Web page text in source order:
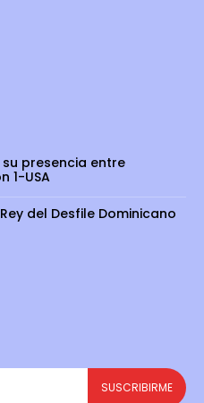
su presencia entre
1-USA
del Desfile Dominicano
SUSCRIBIRME